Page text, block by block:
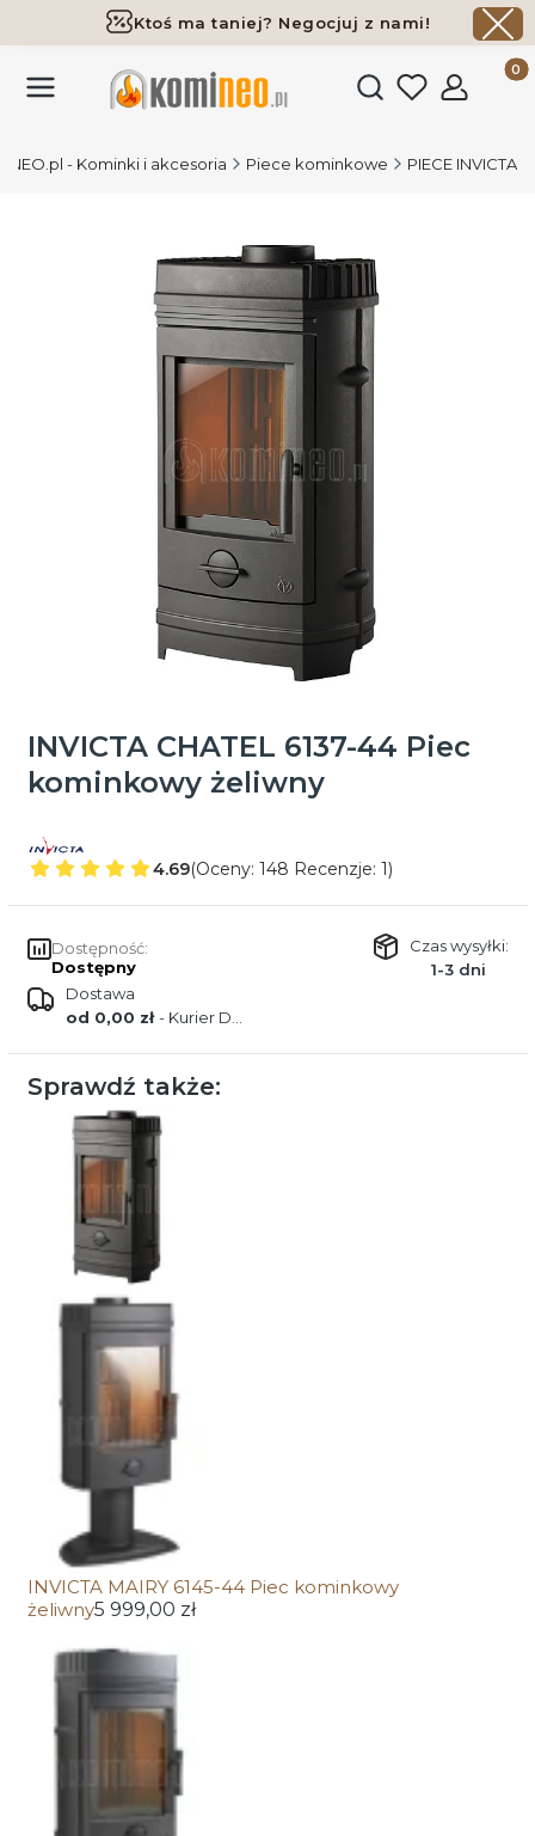
Ktoś ma taniej? Negocjuj z nami!
Darmowa dostawa już od 700 zł
Otwórz
- Kominki i akcesoria Piece kominkowe PIECE INVICTA
INVICTA CHATEL 6137-44 Piec
kominkowy żeliwny
4.69(Oceny: 148 Recenzje: 1)
Dostępność:
Dostępny
Czas wysyłki:
1-3 dni
Dostawa
od 0,00 zł- Kurier DPD
Sprawdź także:
INVICTA MAIRY 6145-44 Piec kominkowy
żeliwny5 999,00 zł